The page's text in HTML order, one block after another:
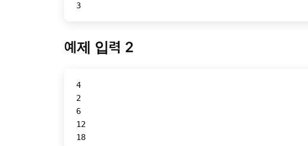
3
예제 입력 2
4
2
6
12
18